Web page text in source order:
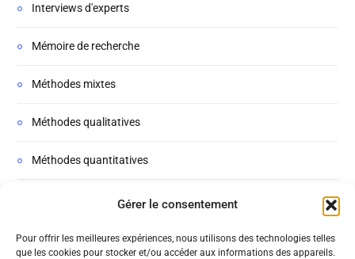
Gérer le consentement
Pour offrir les meilleures expériences, nous utilisons des technologies telles
que les cookies pour stocker et/ou accéder aux informations des appareils.
Interviews d'experts
Mémoire de recherche
Méthodes mixtes
Méthodes qualitatives
Méthodes quantitatives
Podcasts